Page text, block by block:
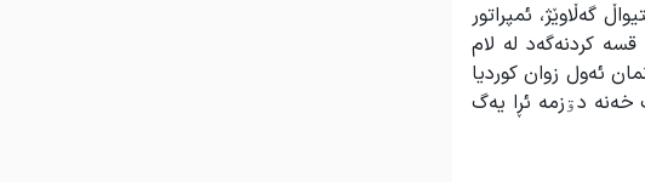
گەڵاوێژ، ئمپراتور
کردنەگەد لە لام
ئەول زوان کوردیا
خەنە دۊزمە ئڕا یەگ